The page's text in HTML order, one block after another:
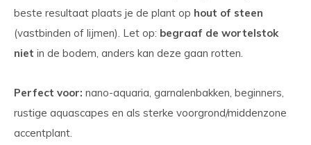
beste resultaat plaats je de plant op hout of steen
(vastbinden of lijmen). Let op: begraaf de wortelstok
niet in de bodem, anders kan deze gaan rotten.
Perfect voor: nano-aquaria, garnalenbakken, beginners,
rustige aquascapes en als sterke voorgrond/middenzone
accentplant.